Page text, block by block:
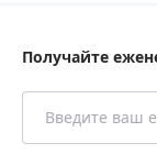
Получайте